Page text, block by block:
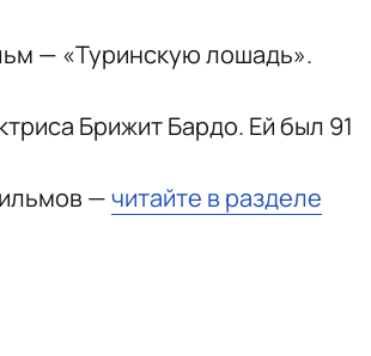
— «Туринскую лошадь».
Брижит Бардо. Ей был 91
—читайте в разделе